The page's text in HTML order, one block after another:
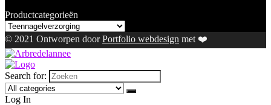
Productcategorieën
© 2021 Ontworpen doorPortfolio webdesign met ❤️
Search for:
Log In